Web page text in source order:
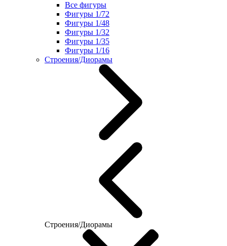
Все фигуры
Фигуры 1/72
Фигуры 1/48
Фигуры 1/32
Фигуры 1/35
Фигуры 1/16
Строения/Диорамы
Строения/Диорамы